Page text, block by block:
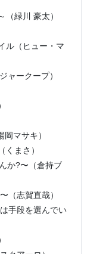
（緑川 豪太）
ル（ヒュー・マ
ャークープ）
マサキ）
くまさ）
か?〜（倉持ブ
（志賀直哉）
手段を選んでい